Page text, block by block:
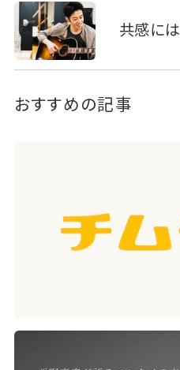
共感に
おすすめの記事